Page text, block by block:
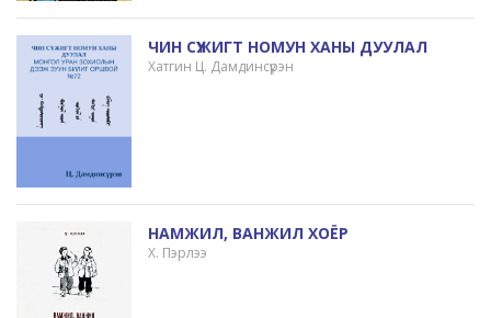
ЧИН СҮЖИГТ НОМУН ХАНЫ ДУУЛАЛ
Хатгин Ц. Дамдинсүрэн
НАМЖИЛ, ВАНЖИЛ ХОЁР
Х. Пэрлээ